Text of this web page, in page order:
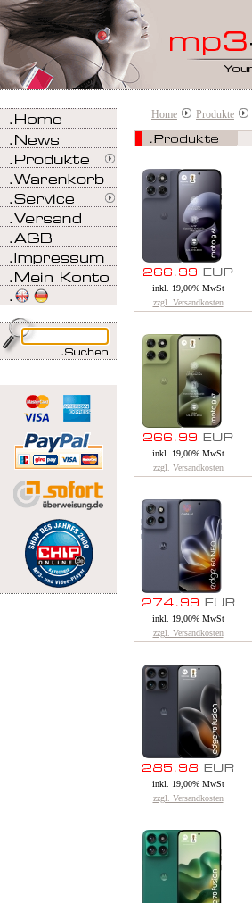
Home Produkte
inkl. 19,00% MwSt
zzgl. Versandkosten
inkl. 19,00% MwSt
zzgl. Versandkosten
inkl. 19,00% MwSt
zzgl. Versandkosten
inkl. 19,00% MwSt
zzgl. Versandkosten